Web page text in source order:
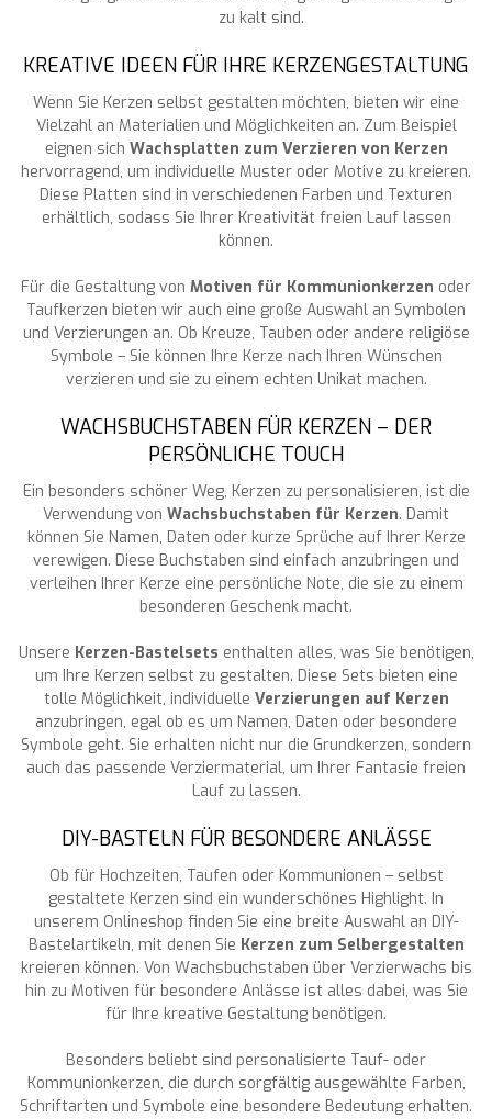
zu kalt sind.
KREATIVE IDEEN FÜR IHRE KERZENGESTALTUNG
Wenn Sie Kerzen selbst gestalten möchten, bieten wir eine
Vielzahl an Materialien und Möglichkeiten an. Zum Beispiel
eignen sich Wachsplatten zum Verzieren von Kerzen
hervorragend, um individuelle Muster oder Motive zu kreieren.
Diese Platten sind in verschiedenen Farben und Texturen
erhältlich, sodass Sie Ihrer Kreativität freien Lauf lassen
können.
Für die Gestaltung von Motiven für Kommunionkerzen oder
Taufkerzen bieten wir auch eine große Auswahl an Symbolen
und Verzierungen an. Ob Kreuze, Tauben oder andere religiöse
Symbole – Sie können Ihre Kerze nach Ihren Wünschen
verzieren und sie zu einem echten Unikat machen.
WACHSBUCHSTABEN FÜR KERZEN – DER
PERSÖNLICHE TOUCH
Ein besonders schöner Weg, Kerzen zu personalisieren, ist die
Verwendung von Wachsbuchstaben für Kerzen. Damit
können Sie Namen, Daten oder kurze Sprüche auf Ihrer Kerze
verewigen. Diese Buchstaben sind einfach anzubringen und
verleihen Ihrer Kerze eine persönliche Note, die sie zu einem
besonderen Geschenk macht.
Unsere Kerzen-Bastelsets enthalten alles, was Sie benötigen,
um Ihre Kerzen selbst zu gestalten. Diese Sets bieten eine
tolle Möglichkeit, individuelle Verzierungen auf Kerzen
anzubringen, egal ob es um Namen, Daten oder besondere
Symbole geht. Sie erhalten nicht nur die Grundkerzen, sondern
auch das passende Verziermaterial, um Ihrer Fantasie freien
Lauf zu lassen.
DIY-BASTELN FÜR BESONDERE ANLÄSSE
Ob für Hochzeiten, Taufen oder Kommunionen – selbst
gestaltete Kerzen sind ein wunderschönes Highlight. In
unserem Onlineshop finden Sie eine breite Auswahl an DIY-
Bastelartikeln, mit denen Sie Kerzen zum Selbergestalten
kreieren können. Von Wachsbuchstaben über Verzierwachs bis
hin zu Motiven für besondere Anlässe ist alles dabei, was Sie
für Ihre kreative Gestaltung benötigen.
Besonders beliebt sind personalisierte Tauf- oder
Kommunionkerzen, die durch sorgfältig ausgewählte Farben,
Schriftarten und Symbole eine besondere Bedeutung erhalten.